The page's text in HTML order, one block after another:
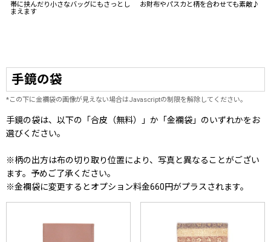
帯に挟んだり小さなバッグにもさっとし
まえます
お財布やパスカと柄を合わせても素敵♪
手鏡の袋
*この下に金襴袋の画像が見えない場合はJavascriptの制限を解除してください。
手鏡の袋は、以下の「合皮（無料）」か「金襴袋」のいずれかをお
選びください。
※柄の出方は布の切り取り位置により、写真と異なることがござい
ます。予めご了承ください。
※金襴袋に変更するとオプション料金660円がプラスされます。